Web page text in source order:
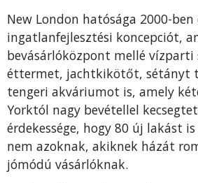
New London hatósága 2000-
ingatlanfejlesztési koncepciót,
bevásárlóközpont mellé vízparti
éttermet, jachtkikötőt, sétányt
tengeri akváriumot is, amely
Yorktól nagy bevétellel
érdekessége, hogy 80 új lakást
nem azoknak, akiknek házát
jómódú vásárlóknak.